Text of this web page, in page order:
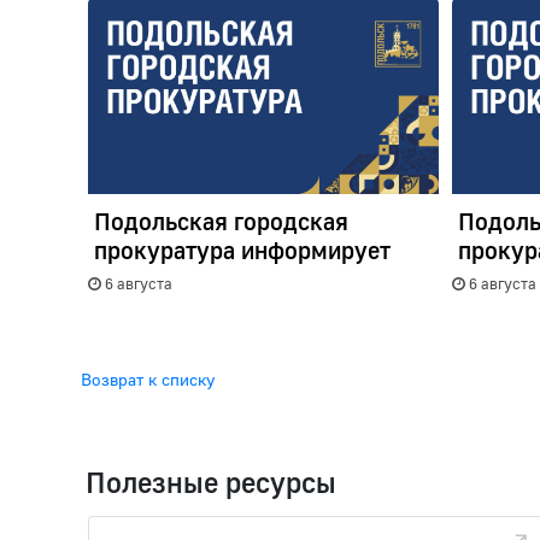
Подольская городская
прокуратура информирует
6 августа 6 августа
Возврат к списку
Полезные ресурсы